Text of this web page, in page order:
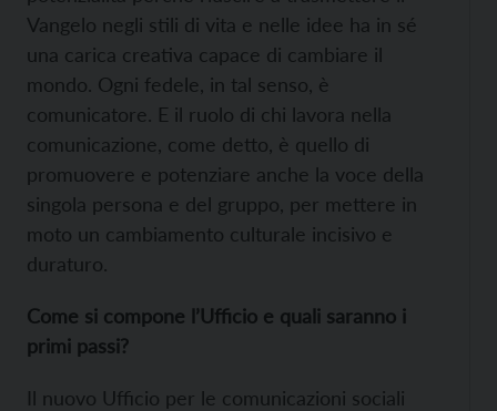
Vangelo negli stili di vita e nelle idee ha in sé
una carica creativa capace di cambiare il
mondo. Ogni fedele, in tal senso, è
comunicatore. E il ruolo di chi lavora nella
comunicazione, come detto, è quello di
promuovere e potenziare anche la voce della
singola persona e del gruppo, per mettere in
moto un cambiamento culturale incisivo e
duraturo.
Come si compone l’Ufficio e quali saranno i
primi passi?
Il nuovo Ufficio per le comunicazioni sociali